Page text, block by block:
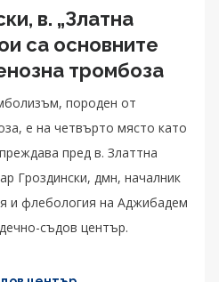
в. „Златна
са основните
тромбоза
породен от
е на четвърто място като
пред в. Златтна
Гроздински, дмн, началник
и флебология на Аджибадем
съдов център.